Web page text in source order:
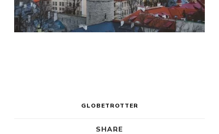
GLOBETROTTER
SHARE